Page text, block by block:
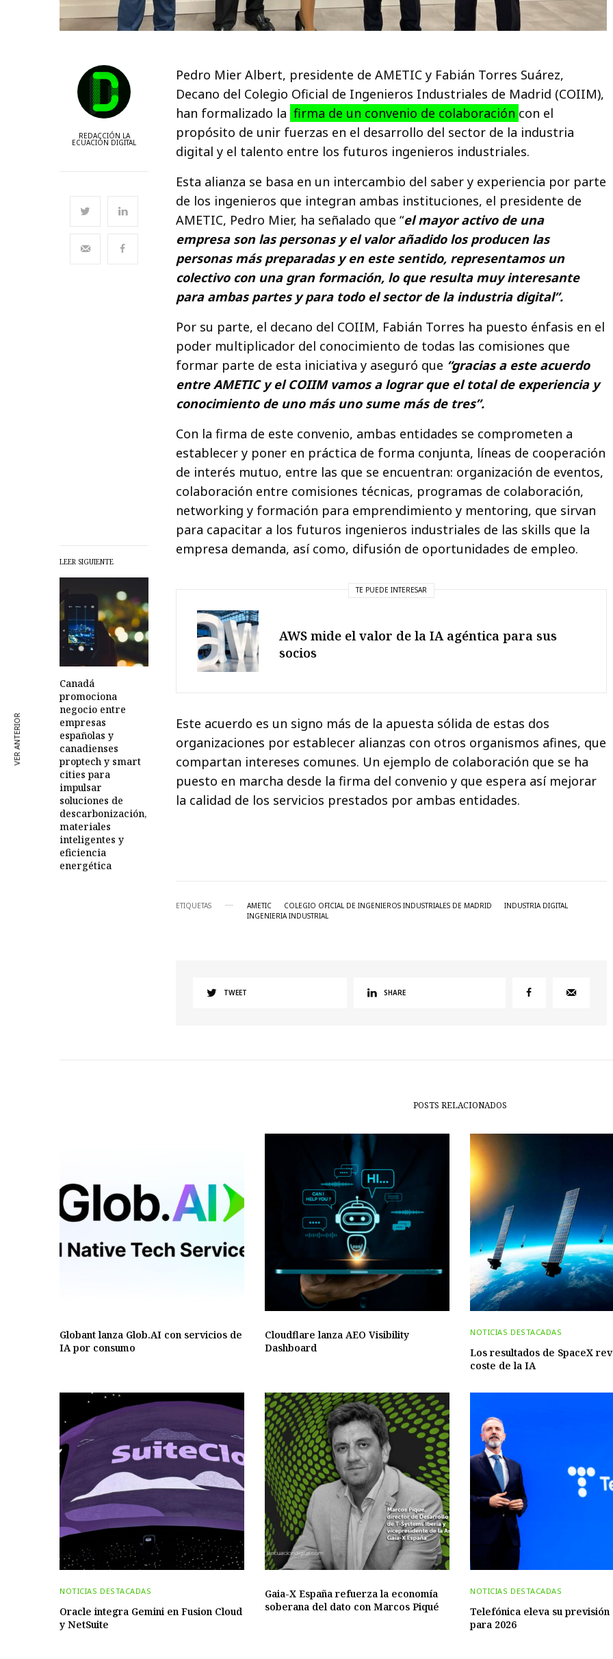
REDACCIÓN LA
ECUACIÓN DIGITAL
LEER SIGUIENTE
Canadá
promociona
negocio entre
empresas
españolas y
canadienses
proptech y smart
cities para
impulsar
soluciones de
descarbonización,
materiales
inteligentes y
eficiencia
energética
Pedro Mier Albert, presidente de AMETIC y Fabián Torres Suárez,
Decano del Colegio Oficial de Ingenieros Industriales de Madrid (COIIM),
han formalizado la firma de un convenio de colaboración con el
propósito de unir fuerzas en el desarrollo del sector de la industria
digital y el talento entre los futuros ingenieros industriales.
Esta alianza se basa en un intercambio del saber y experiencia por parte
de los ingenieros que integran ambas instituciones, el presidente de
AMETIC, Pedro Mier, ha señalado que “el mayor activo de una
empresa son las personas y el valor añadido los producen las
personas más preparadas y en este sentido, representamos un
colectivo con una gran formación, lo que resulta muy interesante
para ambas partes y para todo el sector de la industria digital”.
Por su parte, el decano del COIIM, Fabián Torres ha puesto énfasis en el
poder multiplicador del conocimiento de todas las comisiones que
formar parte de esta iniciativa y aseguró que “gracias a este acuerdo
entre AMETIC y el COIIM vamos a lograr que el total de experiencia y
conocimiento de uno más uno sume más de tres”.
Con la firma de este convenio, ambas entidades se comprometen a
establecer y poner en práctica de forma conjunta, líneas de cooperación
de interés mutuo, entre las que se encuentran: organización de eventos,
colaboración entre comisiones técnicas, programas de colaboración,
networking y formación para emprendimiento y mentoring, que sirvan
para capacitar a los futuros ingenieros industriales de las skills que la
empresa demanda, así como, difusión de oportunidades de empleo.
TE PUEDE INTERESAR
AWS mide el valor de la IA agéntica para sus
socios
Este acuerdo es un signo más de la apuesta sólida de estas dos
organizaciones por establecer alianzas con otros organismos afines, que
compartan intereses comunes. Un ejemplo de colaboración que se ha
puesto en marcha desde la firma del convenio y que espera así mejorar
la calidad de los servicios prestados por ambas entidades.
ETIQUETAS AMETIC COLEGIO OFICIAL DE INGENIEROS INDUSTRIALES DE MADRID
INDUSTRIA DIGITAL
INGENIERIA INDUSTRIAL
TWEET SHARE
VER ANTERIOR
POSTS RELACIONADOS
Globant lanza Glob.AI con servicios de
IA por consumo
Cloudflare lanza AEO Visibility
Dashboard
NOTICIAS DESTACADAS
Los resultados de SpaceX
coste de la IA
NOTICIAS DESTACADAS
Oracle integra Gemini en Fusion Cloud
y NetSuite
Gaia-X España refuerza la economía
soberana del dato con Marcos Piqué
NOTICIAS DESTACADAS
Telefónica eleva su previsión
para 2026